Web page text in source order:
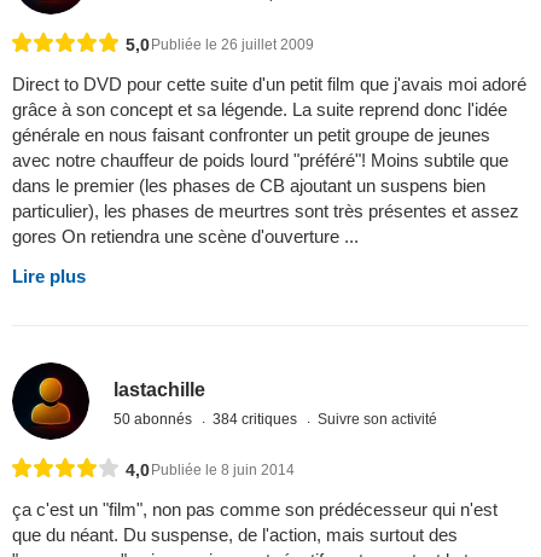
5,0Publiée le 26 juillet 2009
Direct to DVD pour cette suite d'un petit film que j'avais moi adoré
grâce à son concept et sa légende. La suite reprend donc l'idée
générale en nous faisant confronter un petit groupe de jeunes
avec notre chauffeur de poids lourd "préféré"! Moins subtile que
dans le premier (les phases de CB ajoutant un suspens bien
particulier), les phases de meurtres sont très présentes et assez
gores On retiendra une scène d'ouverture ...
Lire plus
lastachille
50 abonnés 384 critiques Suivre son activité
4,0Publiée le 8 juin 2014
ça c'est un "film", non pas comme son prédécesseur qui n'est
que du néant. Du suspense, de l'action, mais surtout des